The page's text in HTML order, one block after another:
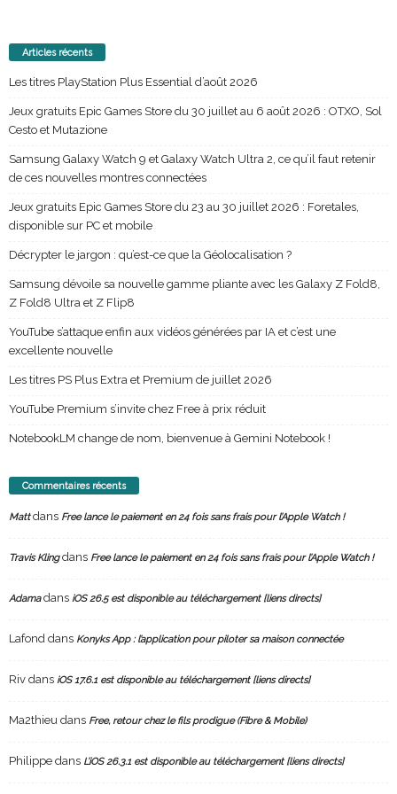
Articles récents
Les titres PlayStation Plus Essential d’août 2026
Jeux gratuits Epic Games Store du 30 juillet au 6 août 2026 : OTXO, Sol
Cesto et Mutazione
Samsung Galaxy Watch 9 et Galaxy Watch Ultra 2, ce qu’il faut retenir
de ces nouvelles montres connectées
Jeux gratuits Epic Games Store du 23 au 30 juillet 2026 : Foretales,
disponible sur PC et mobile
Décrypter le jargon : qu’est-ce que la Géolocalisation ?
Samsung dévoile sa nouvelle gamme pliante avec les Galaxy Z Fold8,
Z Fold8 Ultra et Z Flip8
YouTube s’attaque enfin aux vidéos générées par IA et c’est une
excellente nouvelle
Les titres PS Plus Extra et Premium de juillet 2026
YouTube Premium s’invite chez Free à prix réduit
NotebookLM change de nom, bienvenue à Gemini Notebook !
Commentaires récents
Mattdans Free lance le paiement en 24 fois sans frais pour l’Apple Watch !
Travis Klingdans Free lance le paiement en 24 fois sans frais pour l’Apple Watch !
Adamadans iOS 26.5 est disponible au téléchargement [liens directs]
Lafond dans Konyks App : l’application pour piloter sa maison connectée
Riv dans iOS 17.6.1 est disponible au téléchargement [liens directs]
Ma2thieu dans Free, retour chez le fils prodigue (Fibre & Mobile)
Philippe dans L’iOS 26.3.1 est disponible au téléchargement [liens directs]